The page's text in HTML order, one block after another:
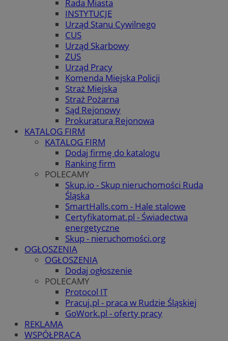
Rada Miasta
INSTYTUCJE
Urząd Stanu Cywilnego
CUS
Urząd Skarbowy
ZUS
Urząd Pracy
Komenda Miejska Policji
Straż Miejska
Straż Pożarna
Sąd Rejonowy
Prokuratura Rejonowa
KATALOG FIRM
KATALOG FIRM
Dodaj firmę do katalogu
Ranking firm
POLECAMY
Skup.io - Skup nieruchomości Ruda
Śląska
SmartHalls.com - Hale stalowe
Certyfikatomat.pl - Świadectwa
energetyczne
Skup - nieruchomości.org
OGŁOSZENIA
OGŁOSZENIA
Dodaj ogłoszenie
POLECAMY
Protocol IT
Pracuj.pl - praca w Rudzie Śląskiej
GoWork.pl - oferty pracy
REKLAMA
WSPÓŁPRACA